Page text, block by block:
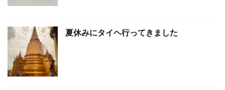
夏休みにタイヘ行ってきました